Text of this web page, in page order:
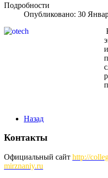
Подробности
Опубликовано: 30
Назад
Контакты
Официальный сайт http://
mirznaniy.ru